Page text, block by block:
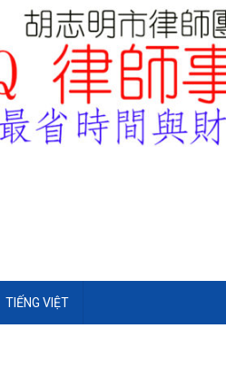
TIẾNG VIỆT